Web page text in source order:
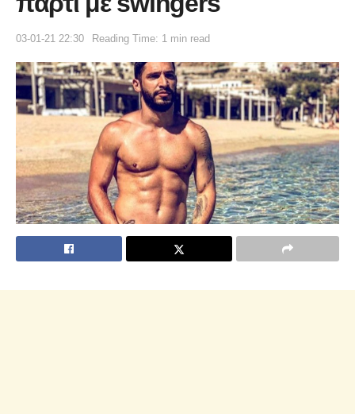
03-01-21 22:30 Reading Time: 1 min read